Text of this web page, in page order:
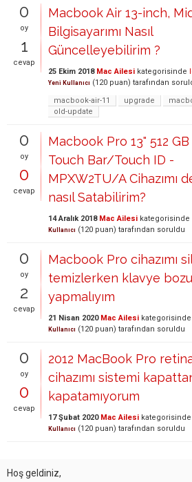
0
oy
1
cevap
Macbook Air 13-inch,
Bilgisayarımı Nasıl
Güncelleyebilirim ?
25 Ekim 2018 Mac Ailesi kategorisinde
Yeni Kullanıcı (120 puan) tarafından
macbook-air-11
upgrade
old-update
0
oy
0
cevap
Macbook Pro 13" 512 GB
Touch Bar/Touch ID -
MPXW2TU/A Cihazımı
nasıl Satabilirim?
14 Aralık 2018 Mac Ailesi kategorisinde
Kullanıcı (120 puan) tarafından soruldu
0
oy
2
cevap
Macbook Pro cihazımı
temizlerken klavye
yapmalıyım
21 Nisan 2020 Mac Ailesi kategorisinde
Kullanıcı (120 puan) tarafından soruldu
0
oy
0
cevap
2012 MacBook Pro
cihazımı sistemi
kapatamıyorum
17 Şubat 2020 Mac Ailesi kategorisinde
Kullanıcı (120 puan) tarafından soruldu
Hoş geldiniz,